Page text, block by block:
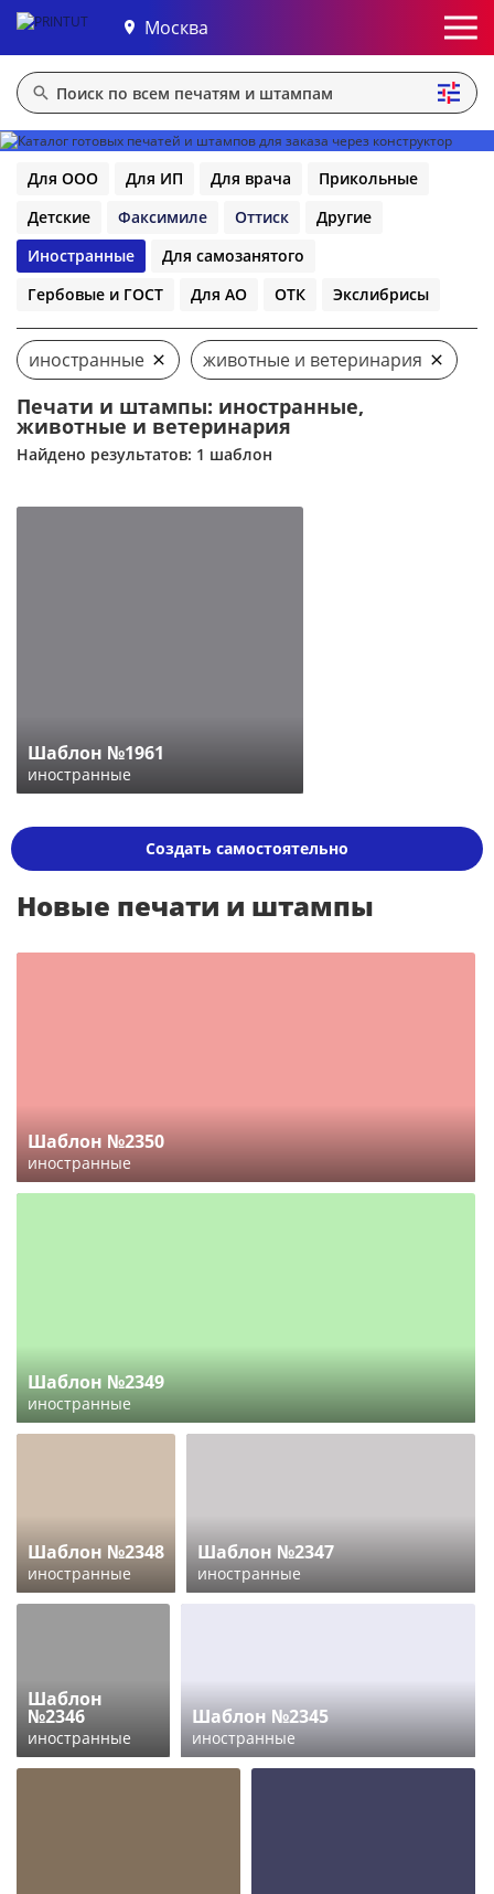
Москва
Для ООО Для ИП Для врача
Прикольные
Детские
Факсимиле Оттиск
Другие
Иностранные
Для самозанятого
Гербовые и ГОСТ
Для АО ОТК Экслибрисы
иностранные животные и ветеринария
Печати и штампы: иностранные,
животные и ветеринария
Найдено результатов: 1 шаблон
Шаблон №1961
иностранные
Создать самостоятельно
Новые печати и штампы
Шаблон №2350
иностранные
Шаблон №2349
иностранные
Шаблон №2348
иностранные
Шаблон №2347
иностранные
Шаблон
№2346
иностранные
Шаблон №2345
иностранные